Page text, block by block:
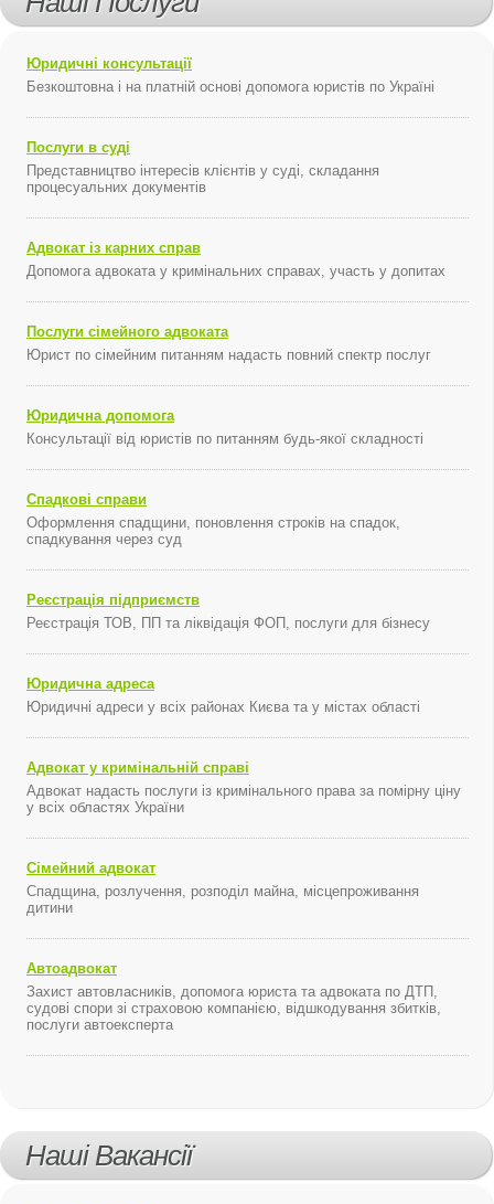
Юридичні консультації
Безкоштовна і на платній основі допомога юристів по Україні
Послуги в суді
Представництво інтересів клієнтів у суді, складання
процесуальних документів
Адвокат із карних справ
Допомога адвоката у кримінальних справах, участь у допитах
Послуги сімейного адвоката
Юрист по сімейним питанням надасть повний спектр послуг
Юридична допомога
Консультації від юристів по питанням будь-якої складності
Спадкові справи
Оформлення спадщини, поновлення строків на спадок,
спадкування через суд
Реєстрація підприємств
Реєстрація ТОВ, ПП та ліквідація ФОП, послуги для бізнесу
Юридична адреса
Юридичні адреси у всіх районах Києва та у містах області
Адвокат у кримінальній справі
Адвокат надасть послуги із кримінального права за помірну ціну
у всіх областях України
Сімейний адвокат
Спадщина, розлучення, розподіл майна, місцепроживання
дитини
Автоадвокат
Захист автовласників, допомога юриста та адвоката по ДТП,
судові спори зі страховою компанією, відшкодування збитків,
послуги автоексперта
Наші Вакансії